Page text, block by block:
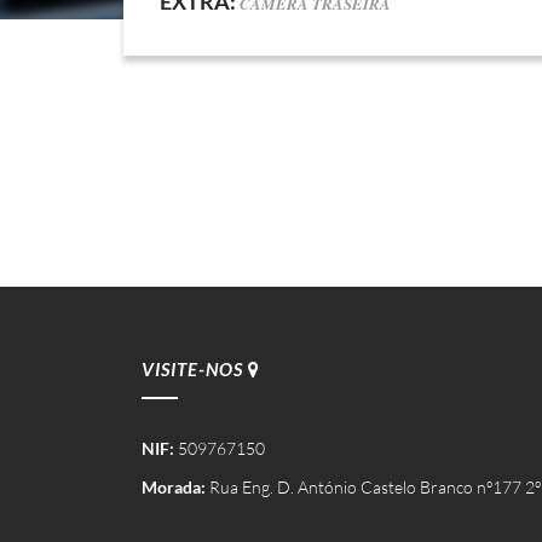
VISITE-NOS
NIF: 509767150
Morada: Rua Eng. D. António Castelo Branco nº177